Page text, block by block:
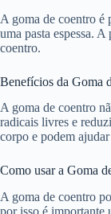
A goma de coentro é
uma pasta espessa.
coentro.
Benefícios da Goma
A goma de coentro
radicais livres e
corpo e podem
Como usar a Goma
A goma de coentro